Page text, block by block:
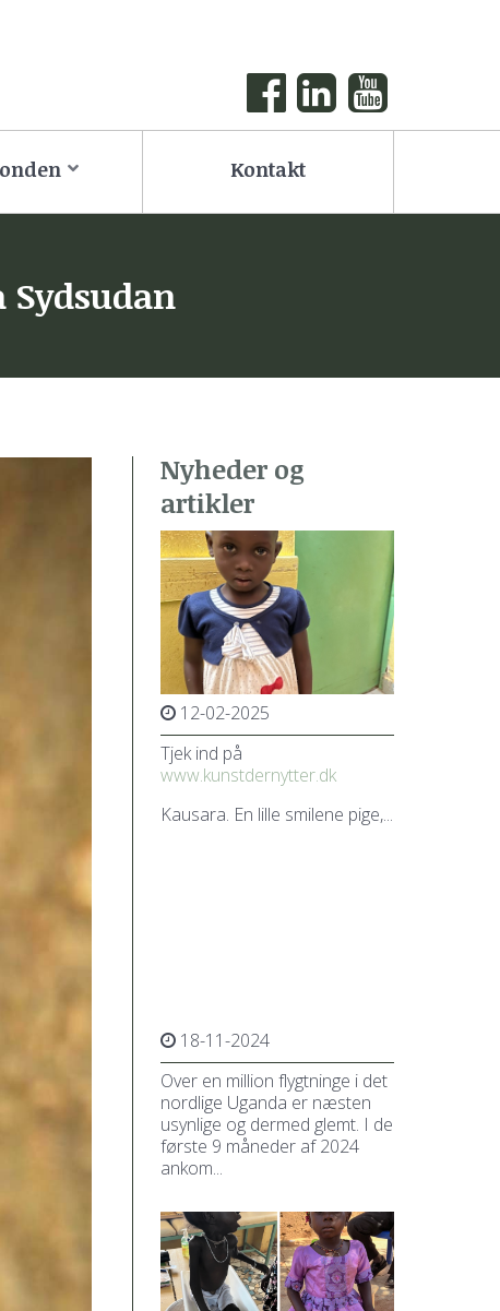
Kontakt
Nyheder og
artikler
12-02-2025
Tjek ind på
www.kunstdernytter.dk
Kausara. En lille smilene pige,...
18-11-2024
Over en million flygtninge i det
nordlige Uganda er næsten
usynlige og dermed glemt. I de
første 9 måneder af 2024
ankom...